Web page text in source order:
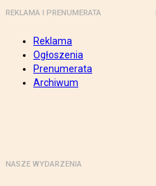
REKLAMA I PRENUMERATA
Reklama
Ogłoszenia
Prenumerata
Archiwum
NASZE WYDARZENIA